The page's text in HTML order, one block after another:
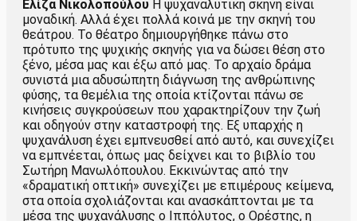
Ελίζα Νικολοπούλου Η ψυχαναλυτική σκηνή είναι
μοναδική. Αλλά έχει πολλά κοινά με την σκηνή του
θεάτρου. Το θέατρο δημιουργήθηκε πάνω στο
πρότυπο της ψυχικής σκηνής για να δώσει θέση στο
ξένο, μέσα μας και έξω από μας. Το αρχαίο δράμα
συνιστά μια αδυσώπητη διάγνωση της ανθρώπινης
φύσης, τα θεμέλια της οποία κτίζονται πάνω σε
κινήσεις συγκρούσεων που χαρακτηρίζουν την ζωή
και οδηγούν στην καταστροφή της. Εξ υπαρχής η
ψυχανάλυση έχει εμπνευσθεί από αυτό, και συνεχίζει
να εμπνέεται, όπως μας δείχνει και το βιβλίο του
Σωτήρη Μανωλόπουλου. Εκκινώντας από την
«δραματική οπτική» συνεχίζει με επιμέρους κείμενα,
στα οποία σχολιάζονται και ανασκάπτονται με τα
μέσα της ψυχανάλυσης ο Ιππόλυτος, ο Ορέστης, η